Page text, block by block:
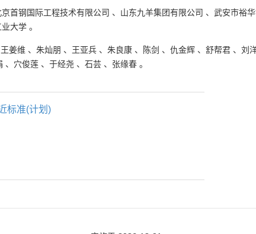
京首钢国际工程技术有限公司 、 山东九羊集团有限公司 、 武安市裕
业大学 。
王姜维 、 朱灿朋 、 王亚兵 、 朱良康 、 陈剑 、 仇金辉 、 舒帮君 、 刘
、 穴俊莲 、 于经尧 、 石芸 、 张缘春 。
标准(计划)